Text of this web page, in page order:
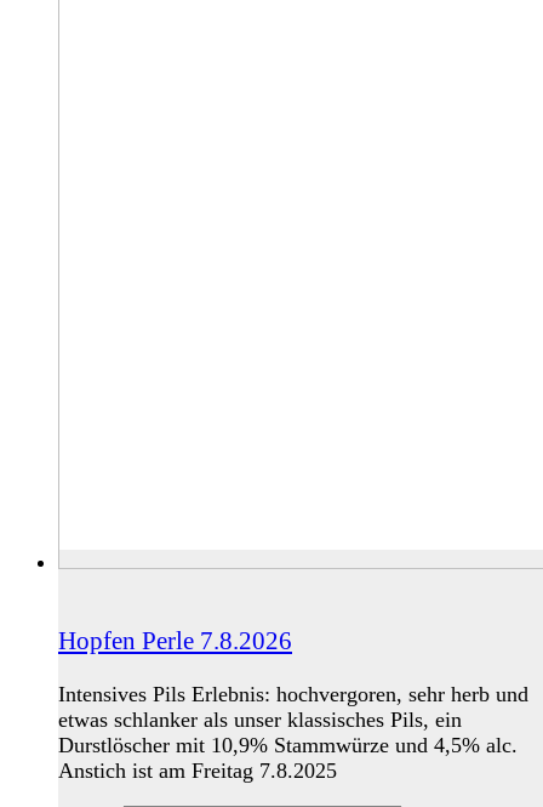
Hopfen Perle 7.8.2026
Intensives Pils Erlebnis: hochvergoren, sehr herb und
etwas schlanker als unser klassisches Pils, ein
Durstlöscher mit 10,9% Stammwürze und 4,5% alc.
Anstich ist am Freitag 7.8.2025